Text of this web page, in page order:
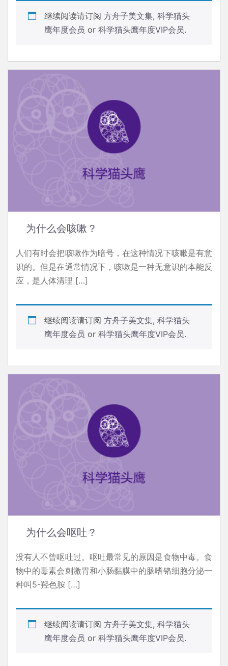
继续阅读请订阅 方舟子美文集, 科学猫头
鹰年度会员 or 科学猫头鹰年度VIP会员.
为什么会咳嗽？
人们有时会把咳嗽作为暗号，在这种情况下咳嗽是有意
识的。但是在通常情况下，咳嗽是一种无意识的本能反
应，是人体清理 […]
继续阅读请订阅 方舟子美文集, 科学猫头
鹰年度会员 or 科学猫头鹰年度VIP会员.
为什么会呕吐？
没有人不曾呕吐过。呕吐最常见的原因是食物中毒。食
物中的毒素会刺激胃和小肠黏膜中的肠嗜铬细胞分泌一
种叫5-羟色胺 […]
继续阅读请订阅 方舟子美文集, 科学猫头
鹰年度会员 or 科学猫头鹰年度VIP会员.